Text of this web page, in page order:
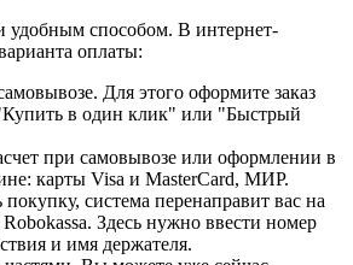
удобным способом. В интернет-
оплаты:
Для этого оформите заказ
в один клик" или "Быстрый
при самовывозе или оформлении в
карты Visa и MasterCard, МИР.
система перенаправит вас на
Здесь нужно ввести номер
и имя держателя.